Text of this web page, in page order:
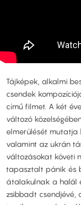
Tájképek, alkalmi
csendek
című filmet. A két
változó
elmerülését mutatja
valamint az ukrán
változásokat követi
tapasztalt pánik és
átalakulnak a halál
zsibbadt csendjévé,